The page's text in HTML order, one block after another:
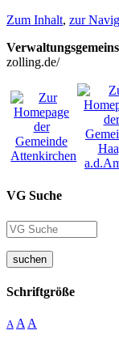
Zum Inhalt, zur
zolling.de/
VG Suche
suchen
Schriftgröße
A A A